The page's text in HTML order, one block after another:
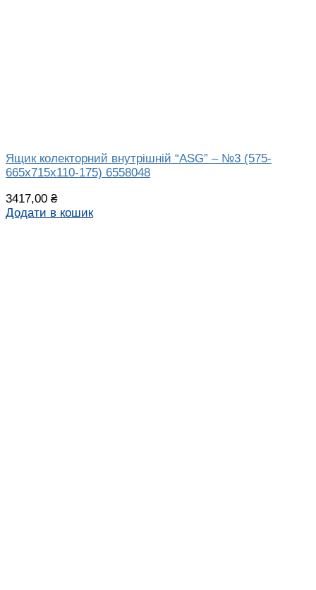
Ящик колекторний внутрішній “ASG” – №3 (575-
665x715x110-175) 6558048
3417,00 ₴
Додати в кошик